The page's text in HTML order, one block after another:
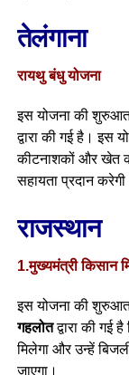
तेलंगाना
रायथु बंधु योजना
इस योजना की शुरुआत
द्वारा की गई है। इस
कीटनाशकों और खेत
सहायता प्रदान
राजस्थान
1.मुख्यमंत्री किसान
इस योजना की
गहलोतद्वारा की गई
मिलेगा और उन्हें
जाएगा।